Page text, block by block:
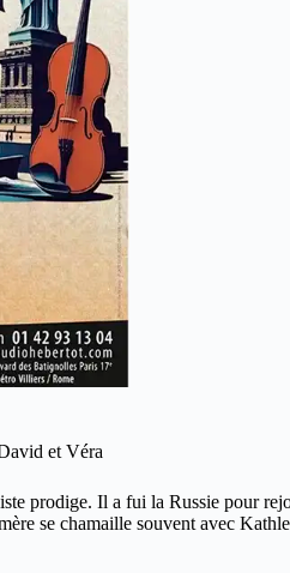
et Véra
prodige. Il a fui la Russie pour
se chamaille souvent avec